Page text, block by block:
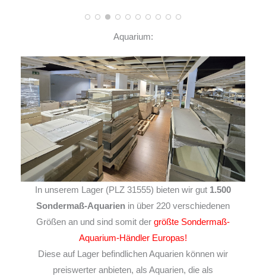
Aquarium:
In unserem Lager (PLZ 31555) bieten wir gut 1.500
Sondermaß-Aquarien in über 220 verschiedenen
Größen an und sind somit der größte Sondermaß-
Aquarium-Händler Europas!
Diese auf Lager befindlichen Aquarien können wir
preiswerter anbieten, als Aquarien, die als